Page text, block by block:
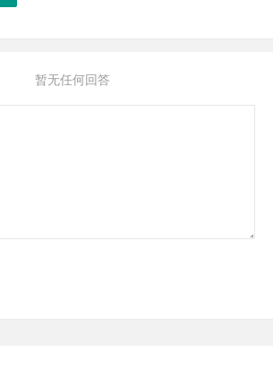
暂无任何回答